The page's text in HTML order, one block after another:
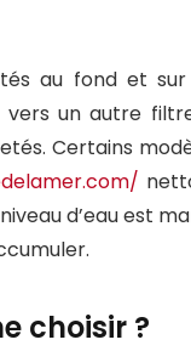
au fond et
un autre
Certains
d’eau est
choisir ?